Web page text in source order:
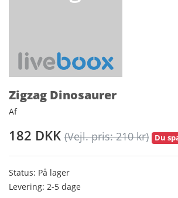
Zigzag Dinosaurer
Af
182 DKK (Vejl. pris: 210 kr) Du
Status: På lager
Levering: 2-5 dage